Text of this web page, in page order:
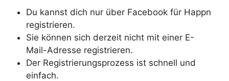
Du kannst dich nur über Facebook für Happn
registrieren.
Sie können sich derzeit nicht mit einer E-
Mail-Adresse registrieren.
Der Registrierungsprozess ist schnell und
einfach.